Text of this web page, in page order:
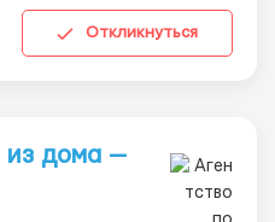
Откликнуться
из дома —